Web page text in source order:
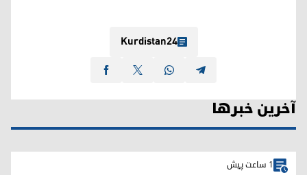
Kurdistan24
آخرین خبرها
1 ساعت پیش